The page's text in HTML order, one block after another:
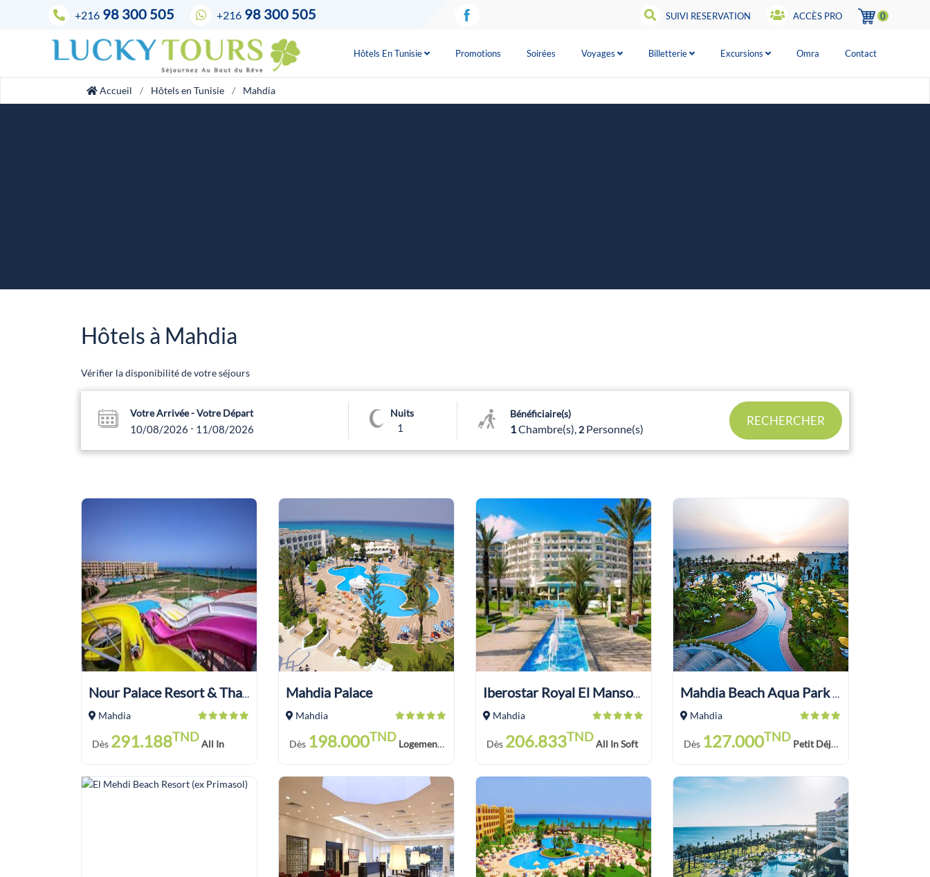
+216 98 300 505 +216 98 300 505 SUIVI RESERVATION ACCÈS PRO 0
Hôtels En Tunisie Promotions Soirées Voyages Billetterie Excursions Omra Contact
Accueil Hôtels en Tunisie Mahdia
Hôtels à Mahdia
Vérifier la disponibilité de votre séjours
Votre Arrivée - Votre Départ
10/08/2026 - 11/08/2026
Nuits
1
Bénéficiaire(s)
1Chambre(s), 2 Personne(s)
RECHERCHER
Nour Palace Resort & Thalasso
Mahdia
Dès 291.188TNDAll In
Mahdia Palace
Mahdia
Dès 198.000TND Logement Petit-Déjeuner (LPD)
Iberostar Royal El Mansour
Mahdia
Dès 206.833TNDAll In Soft
Mahdia Beach Aqua Park (ex Lti)
Mahdia
Dès 127.000TND Petit Déjeuner